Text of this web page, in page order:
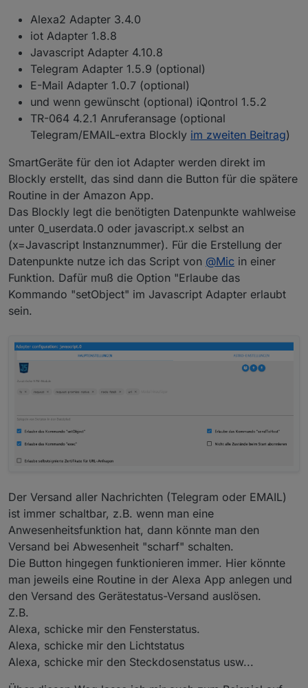
Alexa2 Adapter 3.4.0
iot Adapter 1.8.8
Javascript Adapter 4.10.8
Telegram Adapter 1.5.9 (optional)
E-Mail Adapter 1.0.7 (optional)
und wenn gewünscht (optional) iQontrol 1.5.2
TR-064 4.2.1 Anruferansage (optional
Telegram/EMAIL-extra Blockly im zweiten Beitrag)
SmartGeräte für den iot Adapter werden direkt im
Blockly erstellt, das sind dann die Button für die spätere
Routine in der Amazon App.
Das Blockly legt die benötigten Datenpunkte wahlweise
unter 0_userdata.0 oder javascript.x selbst an
(x=Javascript Instanznummer). Für die Erstellung der
Datenpunkte nutze ich das Script von @Mic in einer
Funktion. Dafür muß die Option "Erlaube das
Kommando "setObject" im Javascript Adapter erlaubt
sein.
Der Versand aller Nachrichten (Telegram oder EMAIL)
ist immer schaltbar, z.B. wenn man eine
Anwesenheitsfunktion hat, dann könnte man den
Versand bei Abwesenheit "scharf" schalten.
Die Button hingegen funktionieren immer. Hier könnte
man jeweils eine Routine in der Alexa App anlegen und
den Versand des Gerätestatus-Versand auslösen.
Z.B.
Alexa, schicke mir den Fensterstatus.
Alexa, schicke mir den Lichtstatus
Alexa, schicke mir den Steckdosenstatus usw...